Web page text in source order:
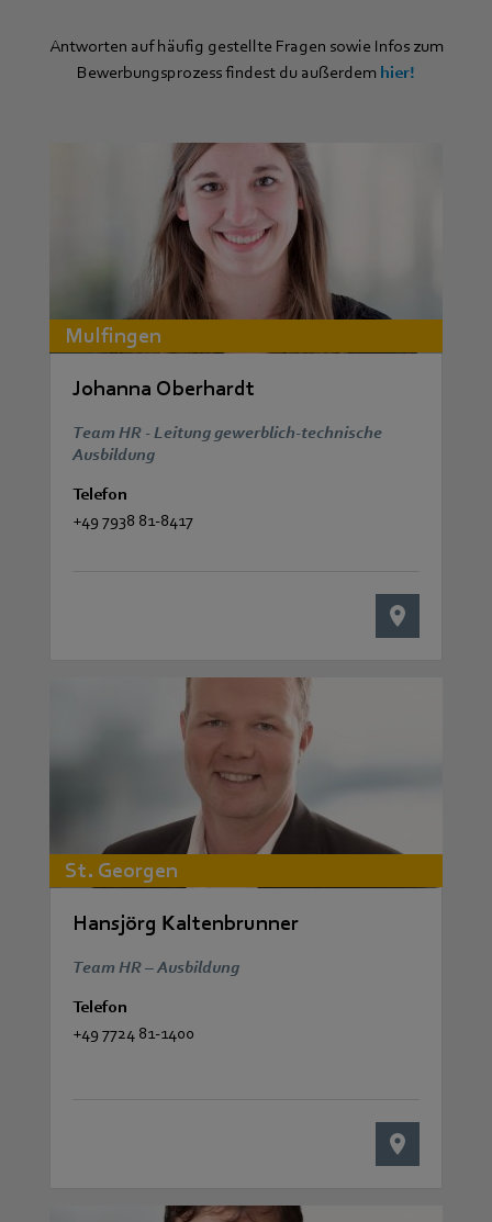
Antworten auf häufig gestellte Fragen sowie Infos zum
Bewerbungsprozess findest du außerdem hier!
Mulfingen
Johanna Oberhardt
Team HR - Leitung gewerblich-technische
Ausbildung
Telefon
+49 7938 81-8417
St. Georgen
Hansjörg Kaltenbrunner
Team HR – Ausbildung
Telefon
+49 7724 81-1400